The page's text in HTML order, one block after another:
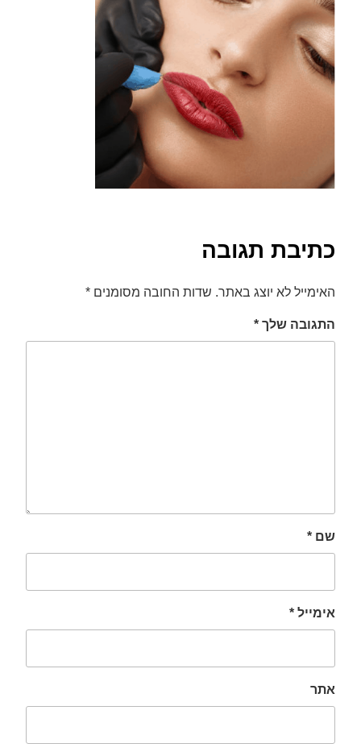
font_download סמן קישורים
את
כל
האפשרויות
כתיבת תגובה
האימייל לא יוצג באתר. שדות החובה מסומנים *
התגובה שלך *
שם *
אימייל *
אתר